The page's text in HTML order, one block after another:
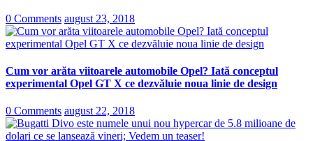
0 Comments august 23, 2018
Cum vor arăta viitoarele automobile Opel? Iată conceptul
experimental Opel GT X ce dezvăluie noua linie de design
0 Comments august 22, 2018